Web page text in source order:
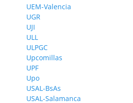
UEM-Valencia
UGR
UJI
ULL
ULPGC
Upcomillas
UPF
Upo
USAL-BsAs
USAL-Salamanca